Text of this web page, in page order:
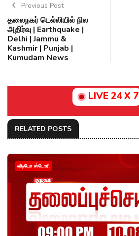
Previous Post
தலைநகர் டெல்லியில் நில
அதிர்வு | Earthquake |
Delhi | Jammu &
Kashmir | Punjab |
Kumudam News
LIVE 24 X 7
RELATED POSTS
வீடியோ ஸ்டோரி